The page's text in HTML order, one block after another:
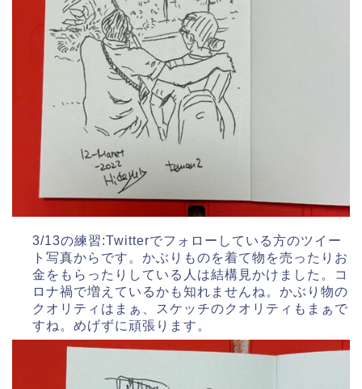
3/13の練習:Twitterでフォローしている方のツイー
ト写真からです。かぶりものを着て物を売ったりお
金をもらったりしている人は結構見かけました。コ
ロナ禍で増えているかも知れませんね。かぶり物の
クオリティはまぁ、スケッチのクオリティもまぁで
すね。めげずに頑張ります。